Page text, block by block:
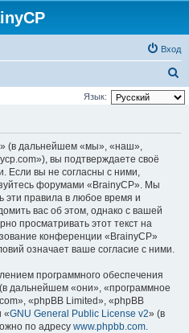
Вход
о
Язык:
(в дальнейшем «мы», «наш»,
вы подтверждаете своё
Если вы не согласны с ними,
форумами «BrainyCP». Мы
эти правила в любое время и
вас об этом, однако с вашей
просматривать этот текст на
конференции «BrainyCP»
означает ваше согласие с ними.
программного обеспечения
дальнейшем «они», «программное
«phpBB Limited», «phpBB
«GNU General Public License v2» (в
по адресу www.phpbb.com.